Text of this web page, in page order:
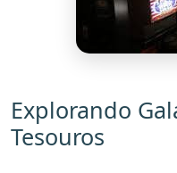
Explorando
Tesouros